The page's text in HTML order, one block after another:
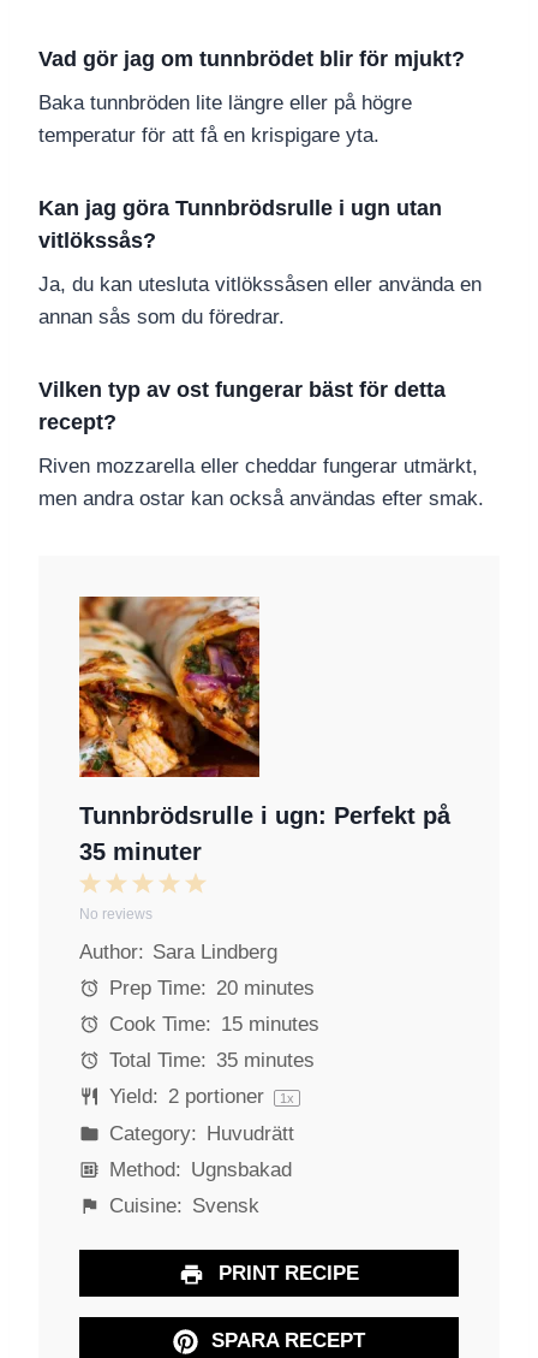
Vad gör jag om tunnbrödet blir för mjukt?
Baka tunnbröden lite längre eller på högre
temperatur för att få en krispigare yta.
Kan jag göra Tunnbrödsrulle i ugn utan
vitlökssås?
Ja, du kan utesluta vitlökssåsen eller använda en
annan sås som du föredrar.
Vilken typ av ost fungerar bäst för detta
recept?
Riven mozzarella eller cheddar fungerar utmärkt,
men andra ostar kan också användas efter smak.
Tunnbrödsrulle i ugn: Perfekt på
35 minuter
5
t
r
4
t
a
r
s
3
t
a
r
s
2
S
t
a
r
s
1
S
t
a
No reviews
Author: Sara Lindberg
Prep Time: 20 minutes
Cook Time: 15 minutes
Total Time: 35 minutes
Yield: 2portioner 1x
Category: Huvudrätt
Method: Ugnsbakad
Cuisine: Svensk
PRINT RECIPE
SPARA RECEPT